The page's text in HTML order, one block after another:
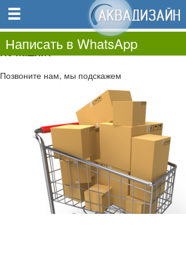
0.00
0
Не нашли?
Позвоните нам, мы подскажем
Написать в WhatsApp